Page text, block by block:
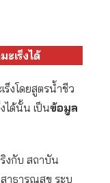
เร็งได้
ร็งโดยสูตรน้ำชีว
ได้นั้น เป็นข้อมูล
งกับ สถาบัน
าธารณสุข ระบุ